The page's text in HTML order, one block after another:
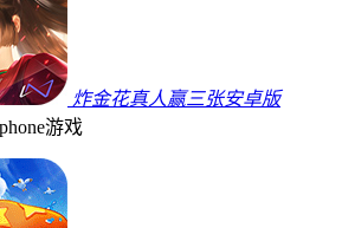
炸金花真人赢三张安卓版
游戏